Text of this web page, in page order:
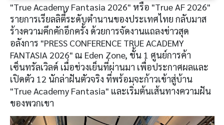
"True Academy Fantasia 2026" หรือ "True AF 2026"
รายการเรียลลิตี้ระดับตำนานของประเทศไทย กลับมาส
ร้างความคึกคักอีกครั้ง ด้วยการจัดงานแถลงข่าวสุด
อลังการ "PRESS CONFERENCE TRUE ACADEMY
FANTASIA 2026" ณ Eden Zone, ชั้น 1 ศูนย์การค้า
เซ็นทรัลเวิลด์ เมื่อช่วงเย็นที่ผ่านมา เพื่อประกาศผลและ
เปิดตัว 12 นักล่าฝันตัวจริง ที่พร้อมจะก้าวเข้าสู่บ้าน
"True Academy Fantasia" และเริ่มต้นเส้นทางความฝัน
ของพวกเขา